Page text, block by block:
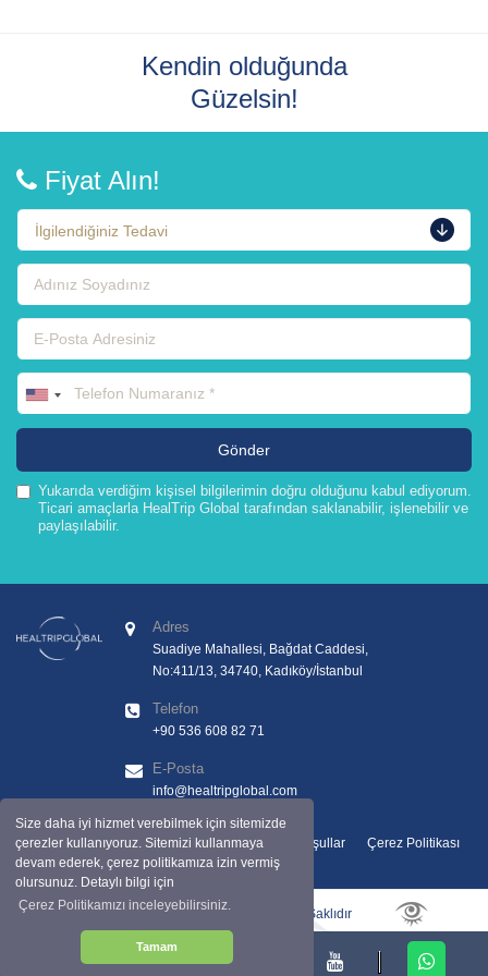
Size daha iyi hizmet verebilmek için sitemizde
çerezler kullanıyoruz. Sitemizi kullanmaya
devam ederek, çerez politikamıza izin vermiş
olursunuz. Detaylı bilgi için
Çerez Politikamızı inceleyebilirsiniz.
Tamam
yolculuk ayarlamak önerilir.Kendin olduğunda
Güzelsin!
Fiyat Alın!
Yukarıda verdiğim kişisel bilgilerimin doğru olduğunu kabul ediyorum.
Ticari amaçlarla HealTrip Global tarafından saklanabilir, işlenebilir ve
paylaşılabilir.
Adres
Suadiye Mahallesi, Bağdat Caddesi,
No:411/13, 34740, Kadıköy/İstanbul
Telefon
+90 536 608 82 71
E-Posta
info@healtripglobal.com
Kişisel Veriler Aydınlatma Metni Şartlar ve Koşullar Çerez Politikası
Copyright © 2025 by Healtripglobal. Tüm Hakları Saklıdır